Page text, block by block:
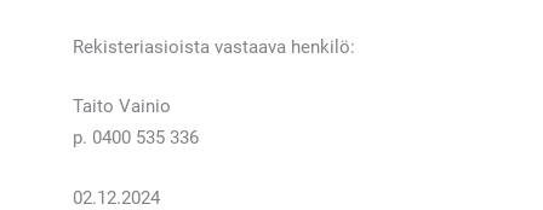
Rekisteriasioista vastaava henkilö:
Taito Vainio
p. 0400 535 336
02.12.2024